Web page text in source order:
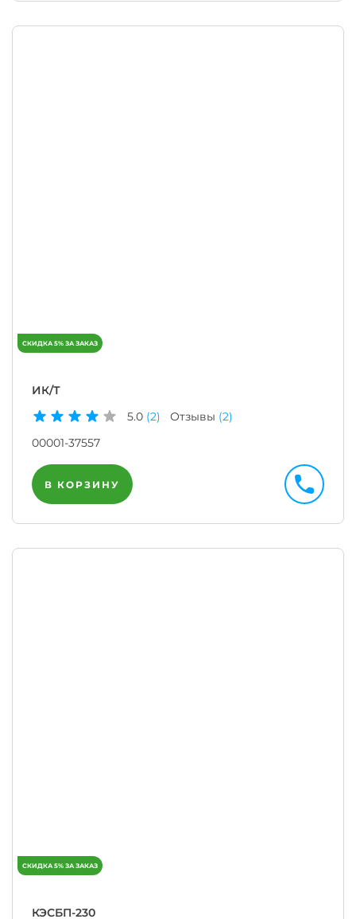
ИК/Т
5.0 (2) Отзывы (2)
00001-37557
В КОРЗИНУ
КЭСБП-230